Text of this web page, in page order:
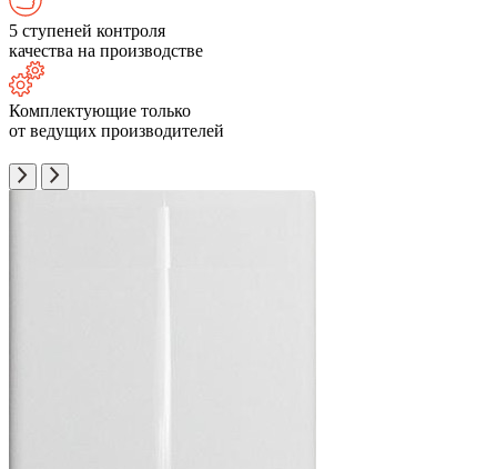
5 ступеней контроля
качества на производстве
Комплектующие только
от ведущих производителей